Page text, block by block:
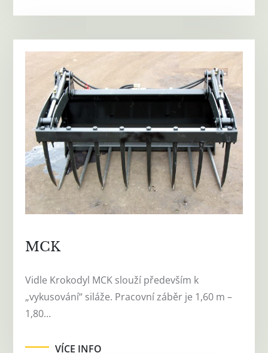
MCK
Vidle Krokodyl MCK slouží především k
„vykusování“ siláže. Pracovní záběr je 1,60 m –
1,80…
VÍCE INFO